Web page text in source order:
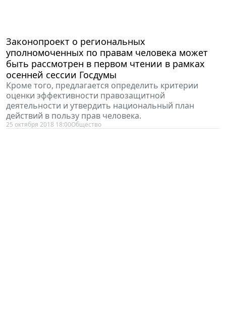
Законопроект о региональных
уполномоченных по правам человека может
быть рассмотрен в первом чтении в рамках
осенней сессии Госдумы
Кроме того, предлагается определить критерии
оценки эффективности правозащитной
деятельности и утвердить национальный план
действий в пользу прав человека.
25 октября 2018 18:00Общество